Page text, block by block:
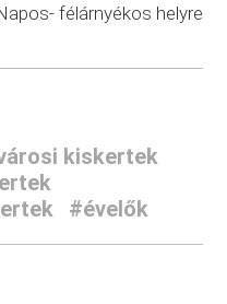
félárnyékos helyre
kiskertek
#évelők